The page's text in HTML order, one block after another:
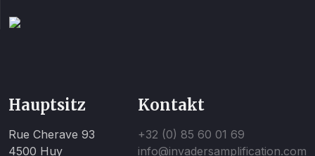
Hauptsitz
Rue Cherave 93
4500 Huy
Kontakt
+32 (0) 85 60 01 69
info@invadersamplification.com